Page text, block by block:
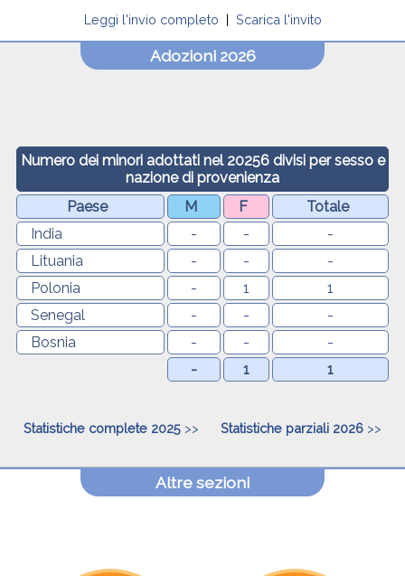
Leggi l'invio completo | Scarica l'invito
Adozioni 2026
Numero dei minori adottati nel 20256 divisi per sesso e
nazione di provenienza
Paese
M F
Totale
India
- -
-
Lituania
- -
-
Polonia
- 1
1
Senegal
- -
-
Bosnia
- -
-
-
1 1
Statistiche complete 2025 >> Statistiche parziali 2026 >>
Altre sezioni